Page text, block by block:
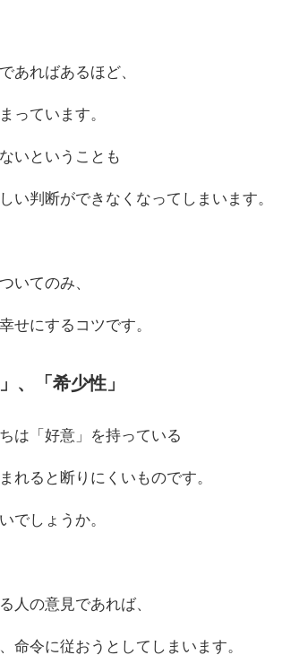
あればあるほど、
っています。
いということも
い判断ができなくなってしまいます。
いてのみ、
せにするコツです。
、「希少性」
は「好意」を持っている
れると断りにくいものです。
でしょうか。
人の意見であれば、
命令に従おうとしてしまいます。